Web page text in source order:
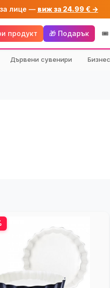
лице — виж за 24.99 € →
продукт 🎁 Подарък 🎟️
Дървени сувенири